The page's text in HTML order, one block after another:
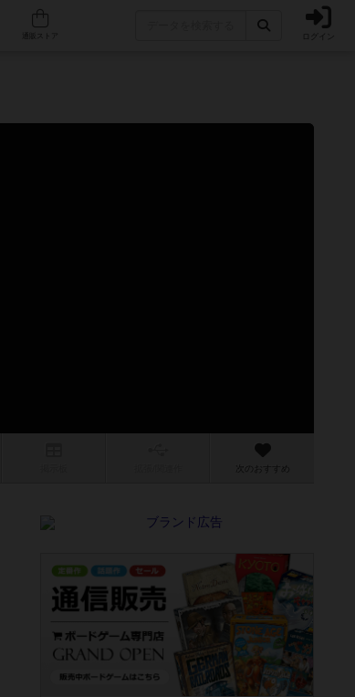
人気ボードゲーム ログイン
次のおすすめ